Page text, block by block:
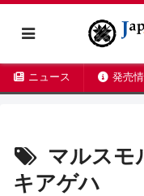
ニュース 発売
マルスモ
キアゲハ